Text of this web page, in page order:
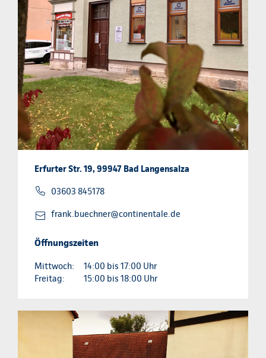
Erfurter Str. 19, 99947 Bad Langensalza
03603 845178
frank.buechner@continentale.de
Öffnungszeiten
Mittwoch:
14:00 bis 17:00 Uhr
Freitag:
15:00 bis 18:00 Uhr